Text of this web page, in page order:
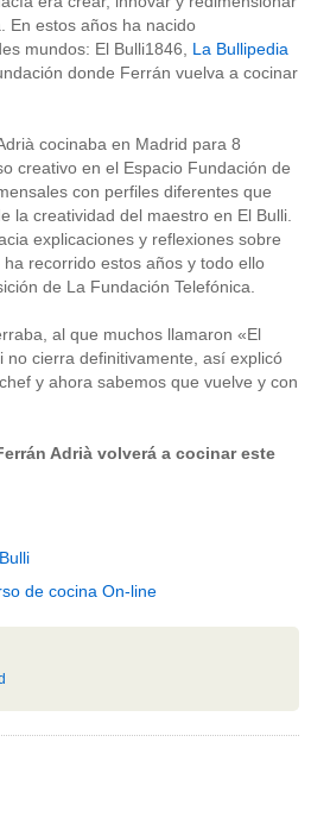
En estos años ha nacido
mundos: El Bulli1846, La Bullipedia
donde Ferrán vuelva a cocinar
cocinaba en Madrid para 8
creativo en el Espacio Fundación de
con perfiles diferentes que
la creatividad del maestro en El Bulli.
explicaciones y reflexiones sobre
recorrido estos años y todo ello
de La Fundación Telefónica.
al que muchos llamaron «El
no cierra definitivamente, así explicó
y ahora sabemos que vuelve y con
Adrià volverá a cocinar este
de cocina On-line